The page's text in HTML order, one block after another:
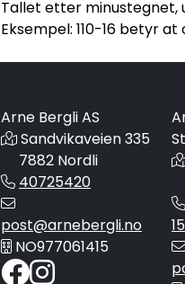
Tallet etter
Eksempel: 110-16 betyr
Arne Bergli AS
Sandvikaveien 335
7882 Nordli
40725420
post@arnebergli.no
NO977061415